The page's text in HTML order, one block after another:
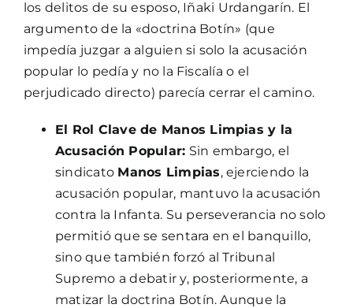
los delitos de su esposo, Iñaki Urdangarín. El
argumento de la «doctrina Botín» (que
impedía juzgar a alguien si solo la acusación
popular lo pedía y no la Fiscalía o el
perjudicado directo) parecía cerrar el camino.
El Rol Clave de Manos Limpias y la
Acusación Popular: Sin embargo, el
sindicato Manos Limpias, ejerciendo la
acusación popular, mantuvo la acusación
contra la Infanta. Su perseverancia no solo
permitió que se sentara en el banquillo,
sino que también forzó al Tribunal
Supremo a debatir y, posteriormente, a
matizar la doctrina Botín. Aunque la